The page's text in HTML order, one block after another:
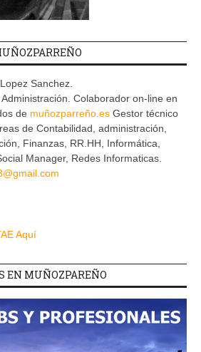
Sanchez.
Colaborador on-line en
de muñozparreño.es Gestor técnico
de Contabilidad, administración,
Finanzas, RR.HH, Informática,
Manager, Redes Informaticas.
Aquí
EN MUÑOZPAREÑO